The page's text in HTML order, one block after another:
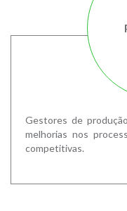
Gestores de
melhorias nos
competitivas.